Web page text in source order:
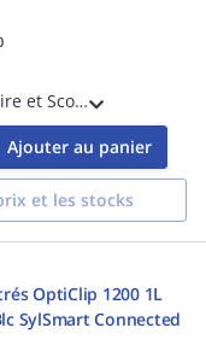
Luminaires Tertiaire et Scolaire - QUADRO Dalle lumineuse architecturale à encastrer UGR14 600 Multipow 15-34W 2050-4500lm 830
Ajouter au panier
et les stocks
OptiClip 1200 1L
SylSmart Connected